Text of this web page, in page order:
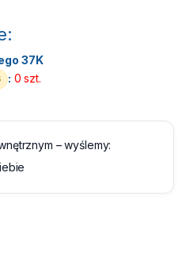
37K
: 0 szt.
– wyślemy: